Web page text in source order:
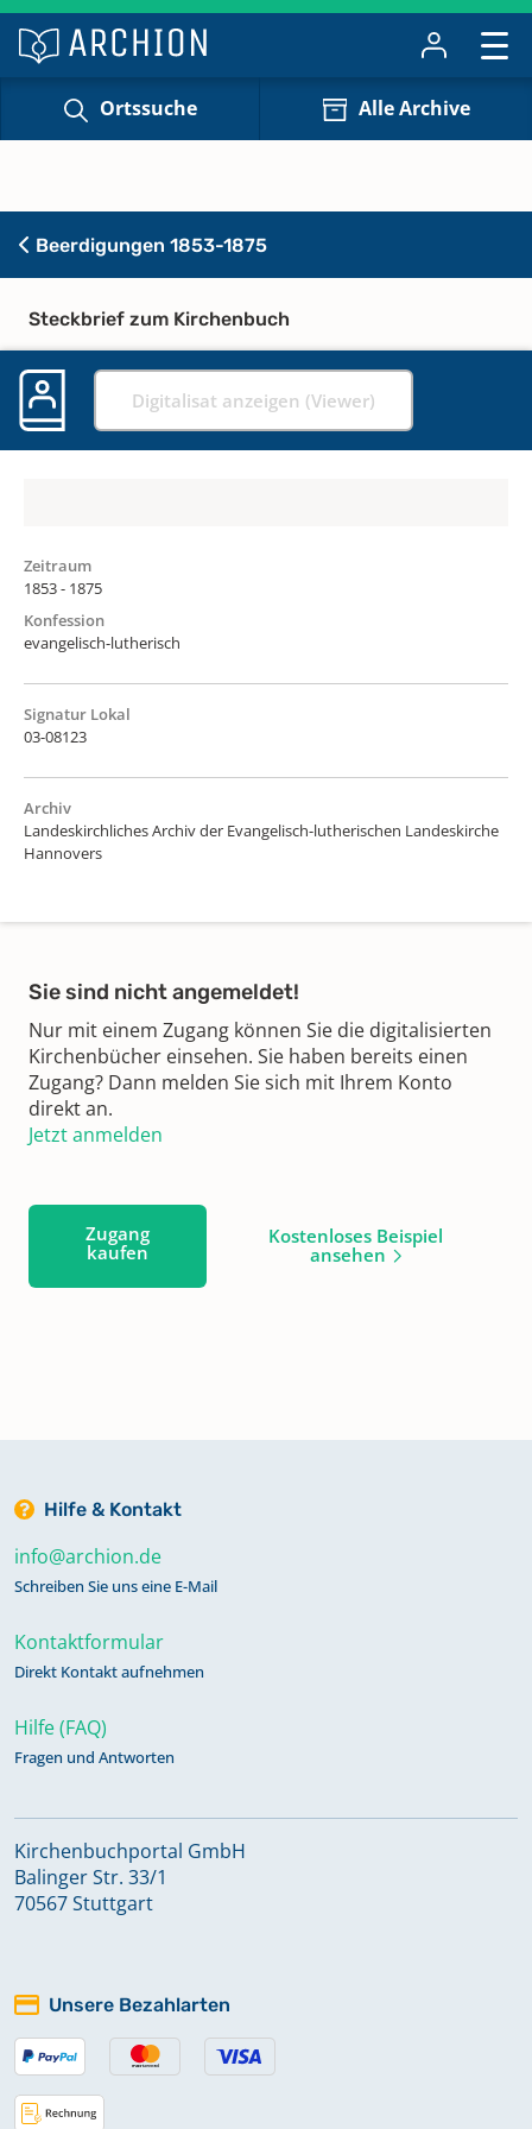
Ortssuche Alle Archive
Beerdigungen 1853-1875
Steckbrief zum Kirchenbuch
Digitalisat anzeigen (Viewer)
Zeitraum
1853 - 1875
Konfession
evangelisch-lutherisch
Signatur Lokal
03-08123
Archiv
Landeskirchliches Archiv der Evangelisch-lutherischen Landeskirche
Hannovers
Sie sind nicht angemeldet!
Nur mit einem Zugang können Sie die digitalisierten
Kirchenbücher einsehen. Sie haben bereits einen
Zugang? Dann melden Sie sich mit Ihrem Konto
direkt an.
Jetzt anmelden
Zugang
kaufen
Kostenloses Beispiel
ansehen
Hilfe & Kontakt
info@archion.de
Schreiben Sie uns eine E-Mail
Kontaktformular
Direkt Kontakt aufnehmen
Hilfe (FAQ)
Fragen und Antworten
Kirchenbuchportal GmbH
Balinger Str. 33/1
70567 Stuttgart
Unsere Bezahlarten